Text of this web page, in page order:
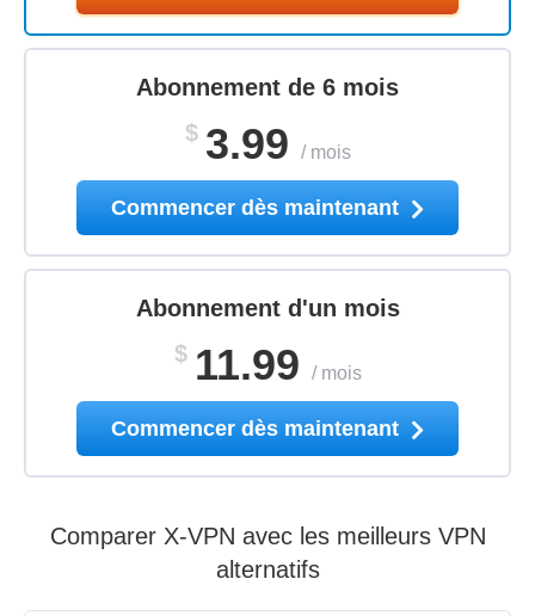
Abonnement de 6 mois
$ 3.99 / mois
Commencer dès maintenant
Abonnement d'un mois
$ 11.99 / mois
Commencer dès maintenant
Comparer X-VPN avec les meilleurs VPN
alternatifs